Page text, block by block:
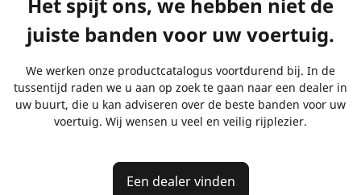
Het spijt ons, we hebben niet de
juiste banden voor uw voertuig.
We werken onze productcatalogus voortdurend bij. In de
tussentijd raden we u aan op zoek te gaan naar een dealer in
uw buurt, die u kan adviseren over de beste banden voor uw
voertuig. Wij wensen u veel en veilig rijplezier.
Een dealer vinden